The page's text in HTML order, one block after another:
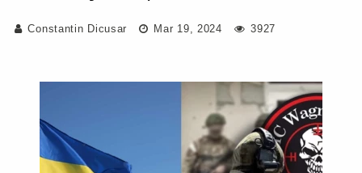
Constantin Dicusar Mar 19, 2024 3927